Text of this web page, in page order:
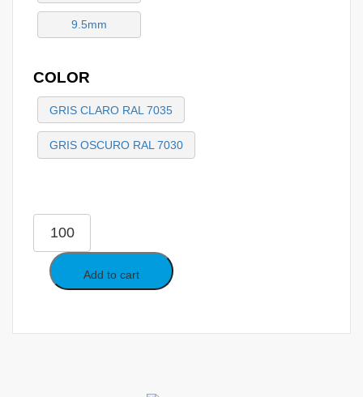
9.5mm
COLOR
GRIS CLARO RAL 7035
GRIS OSCURO RAL 7030
Add to cart